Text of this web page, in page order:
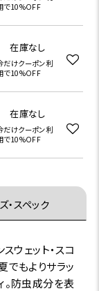
で10%OFF
在庫なし
だけクーポン利
で10%OFF
在庫なし
だけクーポン利
で10%OFF
・スペック
ウェット・スコ
でもよりサラッ
。防虫成分を表